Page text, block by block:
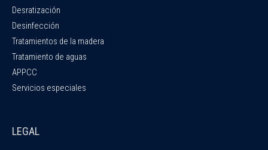
Desratización
Desinfección
Tratamientos de la madera
Tratamiento de aguas
APPCC
Servicios especiales
LEGAL